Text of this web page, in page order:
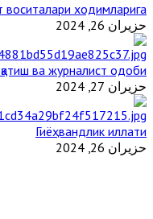
ходимларига
حزيران 26, 2024
ва журналист одоби
حزيران 27, 2024
Гиёҳвандлик иллати
حزيران 26, 2024